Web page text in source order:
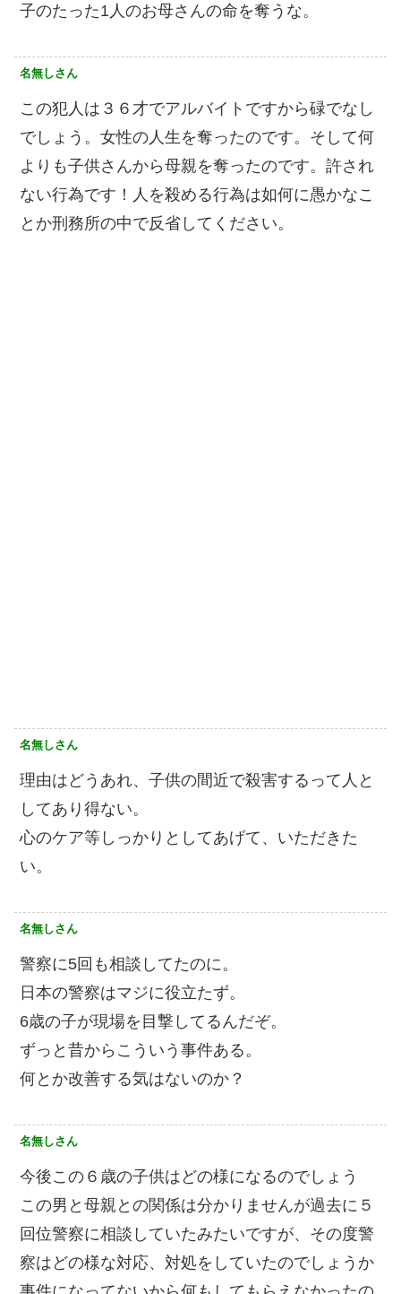
子のたった1人のお母さんの命を奪うな。
名無しさん
この犯人は３６才でアルバイトですから碌でなし
でしょう。女性の人生を奪ったのです。そして何
よりも子供さんから母親を奪ったのです。許され
ない行為です！人を殺める行為は如何に愚かなこ
とか刑務所の中で反省してください。
名無しさん
理由はどうあれ、子供の間近で殺害するって人と
してあり得ない。
心のケア等しっかりとしてあげて、いただきた
い。
名無しさん
警察に5回も相談してたのに。
日本の警察はマジに役立たず。
6歳の子が現場を目撃してるんだぞ。
ずっと昔からこういう事件ある。
何とか改善する気はないのか？
名無しさん
今後この６歳の子供はどの様になるのでしょう
この男と母親との関係は分かりませんが過去に５
回位警察に相談していたみたいですが、その度警
察はどの様な対応、対処をしていたのでしょうか